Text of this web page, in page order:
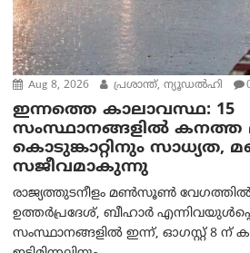
Aug 8, 2026 പ്രശാന്ത്, ന്യൂഡല്‍ഹി
ഇന്നത്തെ കാലാവസ്ഥ: 15
സംസ്ഥാനങ്ങളിൽ കനത്ത
കൊടുങ്കാറ്റിനും
സജീവമാകുന്നു
രാജ്യത്തുടനീളം മൺസൂൺ
ഉത്തർപ്രദേശ്, ബീഹാർ
സംസ്ഥാനങ്ങളിൽ ഇന്ന്, ഓഗസ്റ്റ് 8 ന്